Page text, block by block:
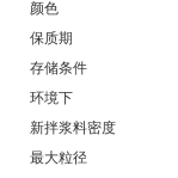
颜色 灰
保质期 自生产
存储条件 在未开
环境下
新拌浆料密度
最大粒径 约